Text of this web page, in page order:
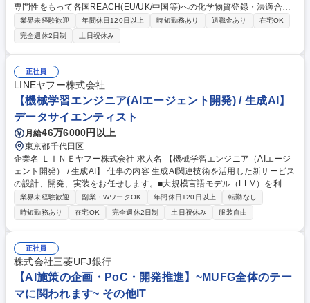
専門性をもって各国REACH(EU/UK/中国等)への化学物質登録・法適合確
認、外部コンサル窓口、化学物質管理システムの運用保守等を担当。グロ
ーバル供給を支える重要ポジションです。 【業務詳細】■各国REACH(E
U, UK, トルコ, 中国, 韓国, 台湾)への化学物質登録等の対■各国輸入実績数
量の集計および法適合状況の確認■外部コンサルタントとの連絡窓口業務■
化学物質管理システムの維持管理 【魅力・キャリア】部門内に研究・製
造・販売・サプライチェーンを擁し、将来的には専門職の極みだけでなく
海外拠点や他部門のマネジャーなど柔軟なキャリア形成が可能です。 募集
職種 PA【東京/製品安全担当(海外化学物質規制対応)】手当充実/フレック
ス
業界未経験歓迎 年間休日120日以上 時短勤務あり 退職金あり
在宅OK
完全週休2日制
土日祝休み
正社員
LINEヤフー株式会社
【機械学習エンジニア(AIエージェント開発) / 生成AI】
データサイエンティスト
月給46万6000円以上
東京都千代田区
企業名 ＬＩＮＥヤフー株式会社 求人名 【機械学習エンジニア（AIエージ
ェント開発） / 生成AI】 仕事の内容 生成AI関連技術を活用した新サービス
の設計、開発、実装をお任せします。■大規模言語モデル（LLM）を利用
した各種新システムの開発・LLMを利用してさまざまな新システムの開発
が可能か検証し、 プロトタイプを作成・LLMエージェントを用いた新機能
提案や機能改善提案を実施・AIエージェント開発、Model Context Protoc
ol（MCP）などのLLMツール開発、モデルのファインチューニング、プロ
ンプト開発とその評価などが含まれます■LLMを活用した社内システムの
効率化・LINEヤフーが提供するサービスの内部システムにLLMを活用し、
業務効率化を図るシステムを構築■生成AIモデルの設計、トレーニング、
最適化 等 募集職種 【機械学習エンジニア（AIエージェント開発） / 生成A
I】
業界未経験歓迎 副業・WワークOK 年間休日120日以上
転勤なし
時短勤務あり
在宅OK 完全週休2日制 土日祝休み 服装自由
正社員
株式会社三菱UFJ銀行
【AI施策の企画・PoC・開発推進】~MUFG全体のテー
マに関われます~ その他IT